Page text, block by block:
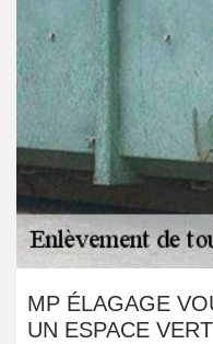
MP ÉLAGAGE
UN ESPACE